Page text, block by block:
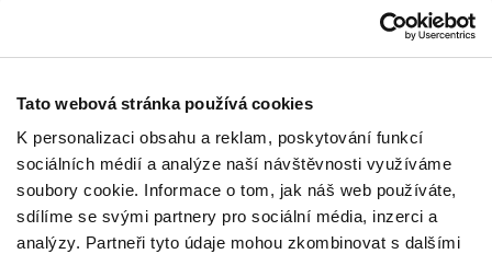
Tato webová stránka používá cookies
K personalizaci obsahu a reklam, poskytování funkcí
sociálních médií a analýze naší návštěvnosti využíváme
soubory cookie. Informace o tom, jak náš web používáte,
sdílíme se svými partnery pro sociální média, inzerci a
analýzy. Partneři tyto údaje mohou zkombinovat s dalšími
PROVOZNÍ DOBA
Pondělí
09:00 - 21:00
Středa
09:00 - 21:00
Čtvrtek
09:00 - 21:00
Pátek
09:00 - 21:00